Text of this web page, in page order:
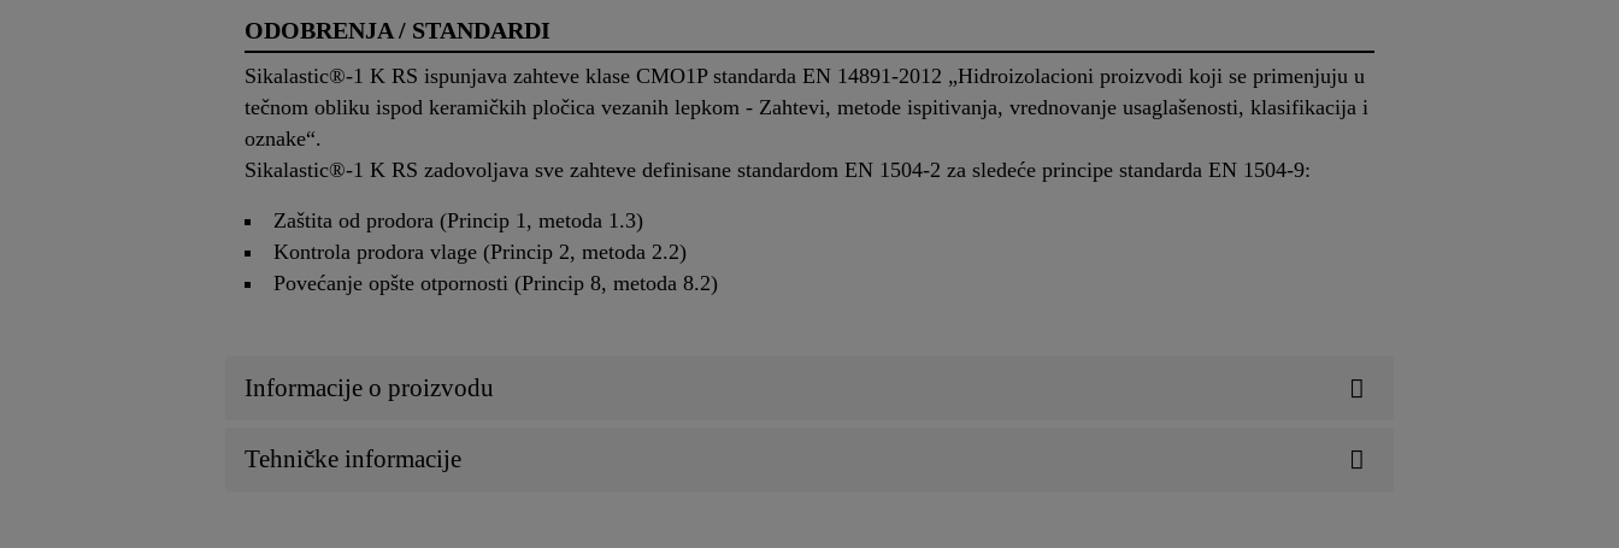
ODOBRENJA / STANDARDI
Sikalastic®-1 K RS ispunjava zahteve klase CMO1P standarda EN 14891-2012 „Hidroizolacioni proizvodi koji se primenjuju u
tečnom obliku ispod keramičkih pločica vezanih lepkom - Zahtevi, metode ispitivanja, vrednovanje usaglašenosti, klasifikacija i
oznake“.
Sikalastic®-1 K RS zadovoljava sve zahteve definisane standardom EN 1504-2 za sledeće principe standarda EN 1504-9:
Zaštita od prodora (Princip 1, metoda 1.3)
Kontrola prodora vlage (Princip 2, metoda 2.2)
Povećanje opšte otpornosti (Princip 8, metoda 8.2)
Informacije o proizvodu
Tehničke informacije